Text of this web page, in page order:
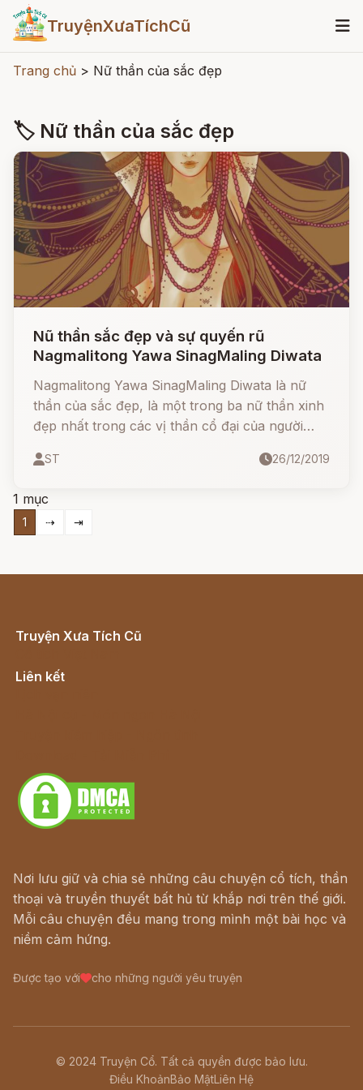
TruyệnXưaTíchCũ
Trang chủ > Nữ thần của sắc đẹp
🏷 Nữ thần của sắc đẹp
Nũ thần sắc đẹp và sự quyến rũ
Nagmalitong Yawa SinagMaling Diwata
Nagmalitong Yawa SinagMaling Diwata là nữ
thần của sắc đẹp, là một trong ba nữ thần xinh
đẹp nhất trong các vị thần cổ đại của người
ST 26/12/2019
1 mục
1 ⇢ ⇥
Truyện Xưa Tích Cũ
Liên kết
Nơi lưu giữ và chia sẻ những câu chuyện cổ tích, thần
thoại và truyền thuyết bất hủ từ khắp nơi trên thế giới.
Mỗi câu chuyện đều mang trong mình một bài học và
niềm cảm hứng.
Được tạo với cho những người yêu truyện
© 2024 Truyện Cổ. Tất cả quyền được bảo lưu.
Điều KhoảnBảo MậtLiên Hệ